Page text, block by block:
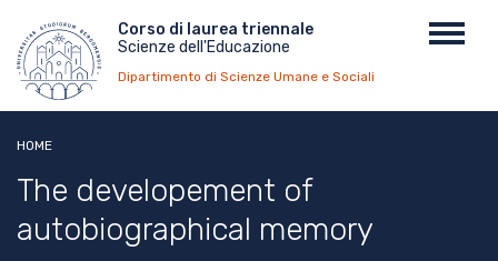
contenuto
principale
Menu
top
Corso di laurea triennale
Scienze dell'Educazione
Dipartimento di Scienze Umane e Sociali
HOME
The developement of
autobiographical memory